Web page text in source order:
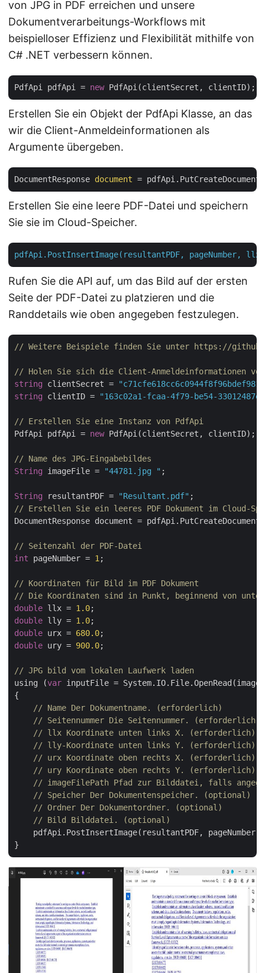
von JPG in PDF erreichen und unsere
Dokumentverarbeitungs-Workflows mit
beispielloser Effizienz und Flexibilität mithilfe von
C# .NET verbessern können.
PdfApi pdfApi = new
Erstellen Sie ein Objekt der PdfApi Klasse, an das
wir die Client-Anmeldeinformationen als
Argumente übergeben.
DocumentResponse document =
Erstellen Sie eine leere PDF-Datei und speichern
Sie sie im Cloud-Speicher.
pdfApi.PostInsertImage(resultantPDF, pageNumber, llx,
Rufen Sie die API auf, um das Bild auf der ersten
Seite der PDF-Datei zu platzieren und die
Randdetails wie oben angegeben festzulegen.
// Weitere Beispiele finden Sie unter https://
// Holen Sie sich die Client-Anmeldeinformationen
string clientSecret =
string clientID = "163c02a1-fcaa-4f79-be54-
// Erstellen Sie eine Instanz von PdfApi
PdfApi pdfApi = new PdfApi(clientSecret, clientID);
// Name des JPG-Eingabebildes
String imageFile = "44781.jpg " ;
String resultantPDF = "Resultant.pdf"
// Erstellen Sie ein leeres PDF Dokument im Cloud-
DocumentResponse document =
// Seitenzahl der PDF-Datei
int pageNumber = 1 ;
// Koordinaten für Bild im PDF Dokument
// Die Koordinaten sind in Punkt, beginnend von
double llx = 1.0
double lly = 1.0
double urx = 680.0
double ury = 900.0;
// JPG bild vom lokalen Laufwerk laden
using (var inputFile =
{
// Name Der Dokumentname. (erforderlich)
// Seitennummer Die Seitennummer. (erforderlich)
// llx Koordinate unten links X. (erforderlich)
// lly-Koordinate unten links Y. (erforderlich)
// urx Koordinate oben rechts X. (erforderlich)
// ury Koordinate oben rechts Y. (erforderlich)
// imageFilePath Pfad zur Bilddatei, falls
// Speicher Der Dokumentenspeicher. (optional)
// Ordner Der Dokumentordner. (optional)
// Bild Bilddatei. (optional)
pdfApi.PostInsertImage(resultantPDF,